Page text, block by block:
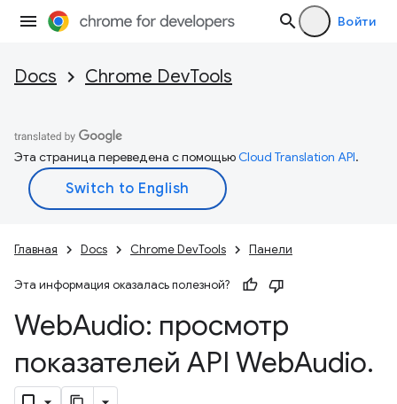
Войти
Docs Chrome DevTools
Эта страница переведена с помощьюCloud Translation API.
Главная Docs Chrome DevTools Панели
Эта информация оказалась полезной?
WebAudio: просмотр
показателей API WebAudio.